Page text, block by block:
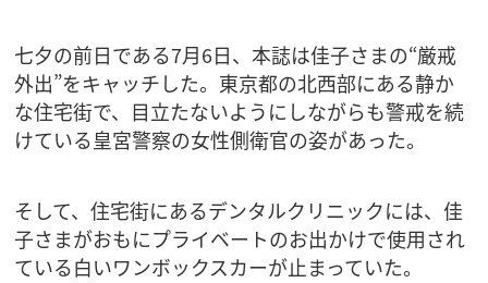
七夕の前日である7月6日、本誌は佳子さまの“厳戒
外出”をキャッチした。東京都の北西部にある静か
な住宅街で、目立たないようにしながらも警戒を続
けている皇宮警察の女性側衛官の姿があった。
そして、住宅街にあるデンタルクリニックには、佳
子さまがおもにプライベートのお出かけで使用され
ている白いワンボックスカーが止まっていた。